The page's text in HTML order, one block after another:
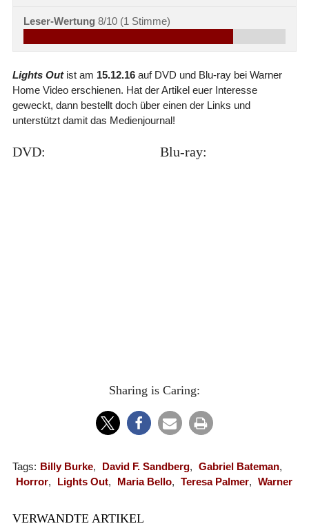
Leser-Wertung 8/10 (1 Stimme)
Lights Outist am 15.12.16auf DVD und Blu-ray bei Warner
Home Video erschienen. Hat der Artikel euer Interesse
geweckt, dann bestellt doch über einen der Links und
unterstützt damit das Medienjournal!
DVD: Blu-ray:
Sharing is Caring:
Tags: Billy Burke, David F. Sandberg, Gabriel Bateman,
Horror, Lights Out, Maria Bello, Teresa Palmer, Warner
VERWANDTE ARTIKEL